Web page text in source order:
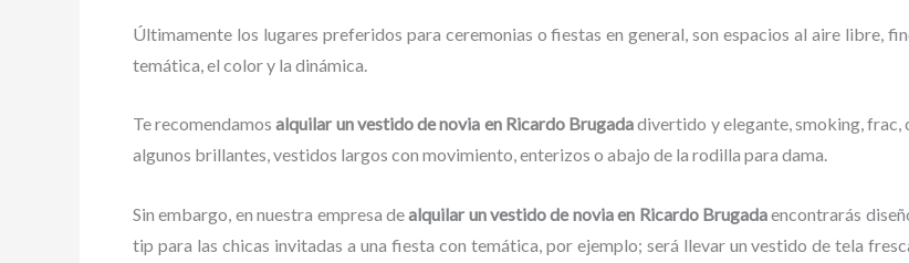
Últimamente los lugares preferidos para ceremonias o fiestas en general, son espacios al aire libre,
temática, el color y la dinámica.
Te recomendamosalquilar un vestido de novia en Ricardo Brugadadivertido y elegante, smoking, frac,
algunos brillantes, vestidos largos con movimiento, enterizos o abajo de la rodilla para dama.
Sin embargo, en nuestra empresa dealquilar un vestido de noviaen Ricardo Brugadaencontrarás
tip para las chicas invitadas a una fiesta con temática, por ejemplo; será llevar un vestido de tela